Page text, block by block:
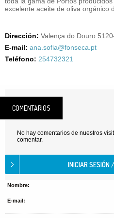
excelente aceite de oliva orgánico
Dirección: Valença do Douro
E-mail: ana.sofia@fonseca.pt
Teléfono: 254732321
COMENTARIOS
No hay comentarios de nuestros
comentar.
Nombre:
E-mail: